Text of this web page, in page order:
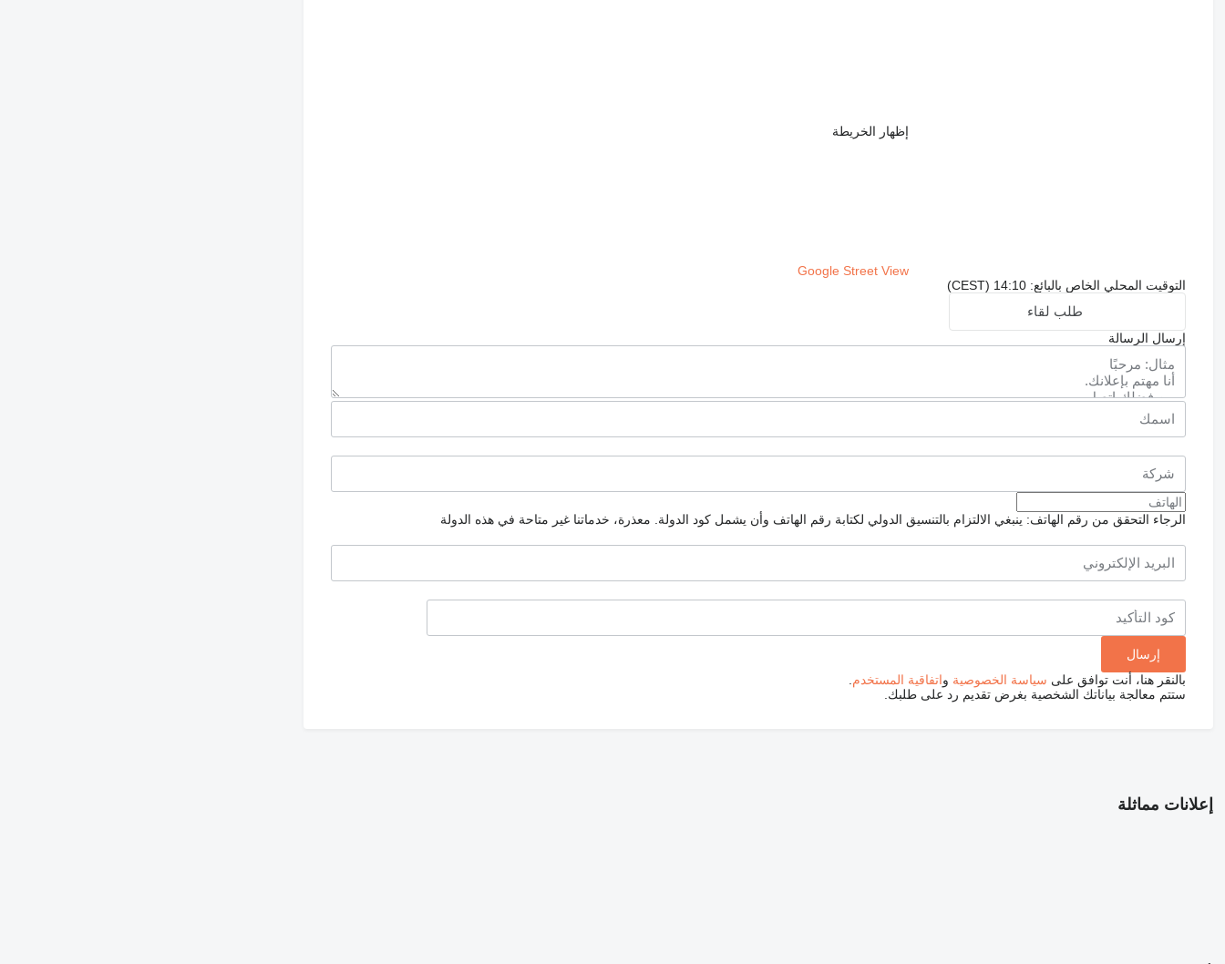
إظهار الخريطة
Google Street View
التوقيت المحلي الخاص بالبائع: 14:10 (CEST)
طلب لقاء
إرسال الرسالة
الرجاء التحقق من رقم الهاتف: ينبغي الالتزام بالتنسيق الدولي لكتابة رقم الهاتف وأن يشمل كود الدولة. معذرة، خدماتنا غير متاحة في هذه الدولة
بالنقر هنا، أنت توافق على سياسة الخصوصية واتفاقية المستخدم
ستتم معالجة بياناتك الشخصية بغرض تقديم رد على طلبك.
إعلانات مماثلة